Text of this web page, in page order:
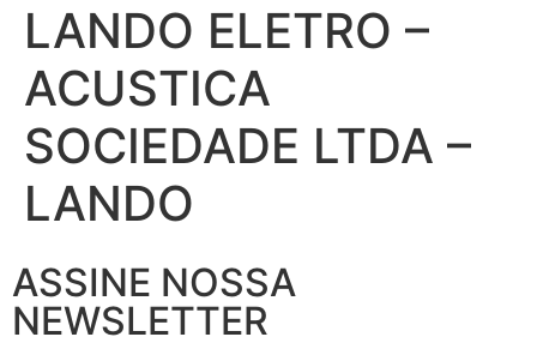
LANDO ELETRO –
ACUSTICA
SOCIEDADE LTDA –
LANDO
ASSINE NOSSA
NEWSLETTER